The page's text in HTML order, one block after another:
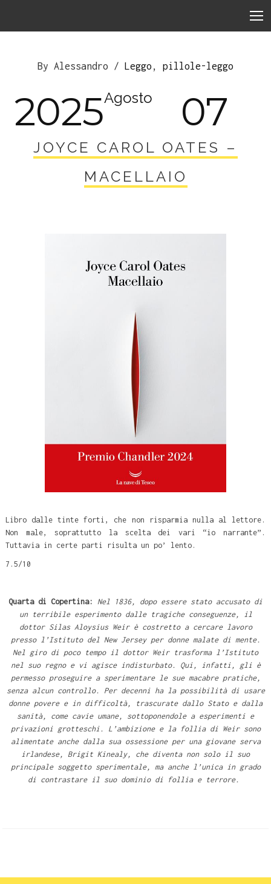
By Alessandro / Leggo , pillole-leggo
2025Agosto 07
JOYCE CAROL OATES –
MACELLAIO
Libro dalle tinte forti, che non risparmia nulla al lettore.
Non male, soprattutto la scelta dei vari “io narrante”.
Tuttavia in certe parti risulta un po’ lento.
7.5/10
Quarta di Copertina: Nel 1836, dopo essere stato accusato di
un terribile esperimento dalle tragiche conseguenze, il
dottor Silas Aloysius Weir è costretto a cercare lavoro
presso l’Istituto del New Jersey per donne malate di mente.
Nel giro di poco tempo il dottor Weir trasforma l’Istituto
nel suo regno e vi agisce indisturbato. Qui, infatti, gli è
permesso proseguire a sperimentare le sue macabre pratiche,
senza alcun controllo. Per decenni ha la possibilità di usare
donne povere e in difficoltà, trascurate dallo Stato e dalla
sanità, come cavie umane, sottoponendole a esperimenti e
privazioni grotteschi. L’ambizione e la follia di Weir sono
alimentate anche dalla sua ossessione per una giovane serva
irlandese, Brigit Kinealy, che diventa non solo il suo
principale soggetto sperimentale, ma anche l’unica in grado
di contrastare il suo dominio di follia e terrore.